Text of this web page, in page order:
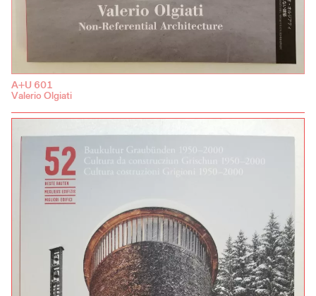
A+U 601
Valerio Olgiati